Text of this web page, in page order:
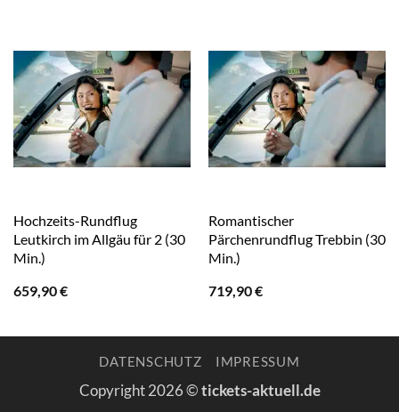
Hochzeits-Rundflug
Leutkirch im Allgäu für 2 (30
Min.)
659,90€
Romantischer
Pärchenrundflug Trebbin (30
Min.)
719,90€
DATENSCHUTZ IMPRESSUM
Copyright 2026 ©tickets-aktuell.de